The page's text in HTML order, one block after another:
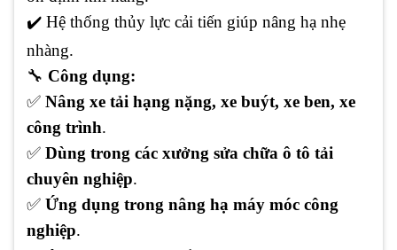
✔️ Hệ thống thủy lực cải tiến giúp nâng hạ nhẹ
nhàng.
🔧 Công dụng:
✅ Nâng xe tải hạng nặng, xe buýt, xe ben, xe
công trình.
✅ Dùng trong các xưởng sửa chữa ô tô tải
chuyên nghiệp.
✅ Ứng dụng trong nâng hạ máy móc công
nghiệp.